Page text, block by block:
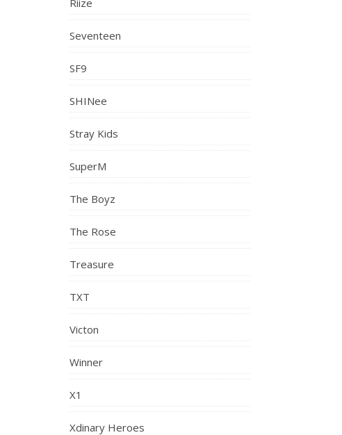
Riize
Seventeen
SF9
SHINee
Stray Kids
SuperM
The Boyz
The Rose
Treasure
TXT
Victon
Winner
X1
Xdinary Heroes